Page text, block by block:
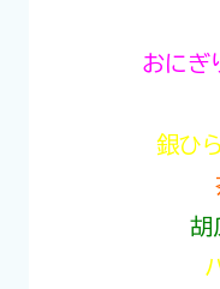
おにぎ
銀ひ
胡